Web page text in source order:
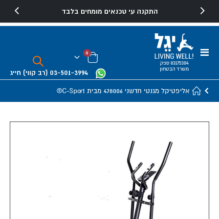
התקנה עי טכנאים מומחים בלבד
Toggle
83175304 ספק
משרד הבטחון
03-501-3994 (רב קווי) חייג
Cart
0פריטים
אליפטיקל מגנטי חדשני 478006 מבית C-Sport®